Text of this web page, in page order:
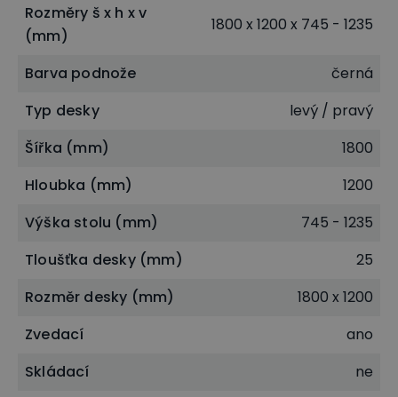
umístění počítače, kancelářských potřeb a dalších
nezbytností. Čistý design a dokonalou ergonomii
podporuje kvalitní laminovaná dřevotříska tloušťky
každodenní zátěži.
Rozměry š x h x v
(mm)
1800 x 1200 x 745 - 1235
Barva podnože
černá
Typ desky
levý / pravý
Šířka (mm)
1800
Hloubka (mm)
1200
Výška stolu (mm)
745 - 1235
Tloušťka desky (mm)
25
Rozměr desky (mm)
1800 x 1200
Zvedací
ano
Skládací
ne